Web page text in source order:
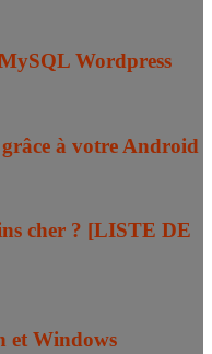
Wordpress
à votre Android
cher ? [LISTE DE
et Windows